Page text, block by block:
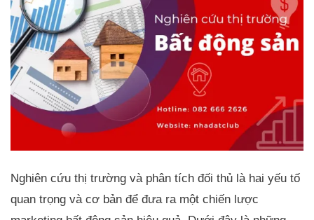
Nghiên cứu thị trường và phân tích đối thủ là hai yếu tố
quan trọng và cơ bản để đưa ra một chiến lược